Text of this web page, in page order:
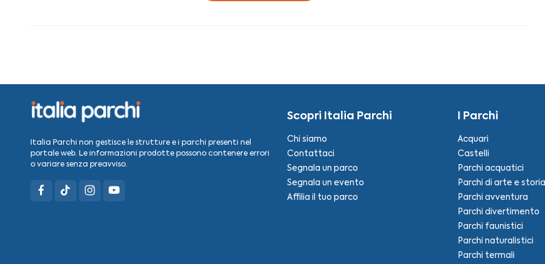
Italia Parchi non gestisce le strutture e i parchi presenti nel
portale web. Le informazioni prodotte possono contenere errori
o variare senza preavviso.
Scopri Italia Parchi
Chi siamo
Contattaci
Segnala un parco
Segnala un evento
Affilia il tuo parco
I Parchi
Acquari
Castelli
Parchi acquatici
Parchi di arte e storia
Parchi avventura
Parchi divertimento
Parchi faunistici
Parchi naturalistici
Parchi termali